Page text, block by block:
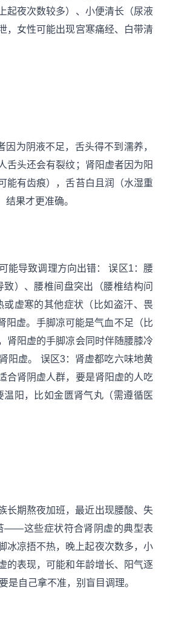
起夜次数较多）、小便清长（尿液
，女性可能出现宫寒痛经、白带清
为阴液不足，舌头得不到濡养，
舌头还会有裂纹；肾阳虚者因为阳
能有齿痕），舌苔白且润（水湿重
果才更准确。
能导致调理方向出错： 误区1：腰
）、腰椎间盘突出（腰椎结构问
虚寒的其他症状（比如盗汗、畏
阳虚。手脚凉可能是气血不足（比
肾阳虚的手脚凉会同时伴随腰膝冷
阳虚。 误区3：肾虚都吃六味地黄
合肾阴虚人群，要是肾阳虚的人吃
阳，比如金匮肾气丸（需遵循医
长期熬夜加班，最近出现腰酸、失
——这些症状符合肾阴虚的典型表
冰凉捂不热，晚上起夜次数多，小
表现，可能和年龄增长、阳气逐
是自己拿不准，别盲目调理。